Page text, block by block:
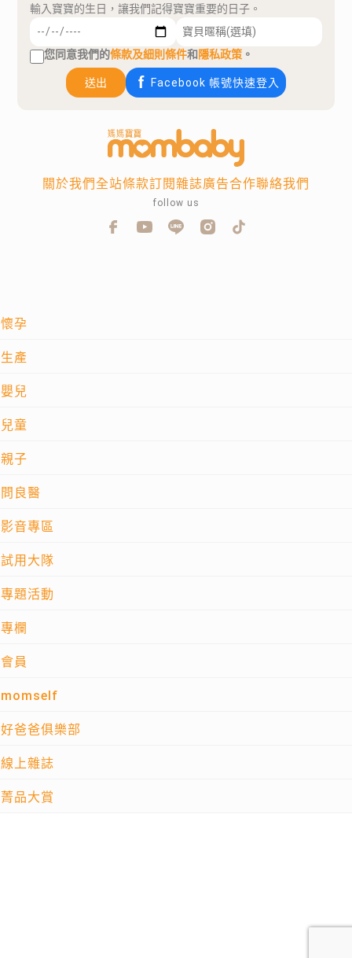
輸入寶寶的生日，讓我們記得寶寶重要的日子。
您同意我們的條款及細則條件和隱私政策 。
送出 Facebook 帳號快速登入
懷孕
生產
嬰兒
兒童
親子
問良醫
影音專區
試用大隊
專題活動
專欄
會員
momself
好爸爸俱樂部
線上雜誌
菁品大賞
關於我們全站條款訂閱雜誌廣告合作聯絡我們
follow us